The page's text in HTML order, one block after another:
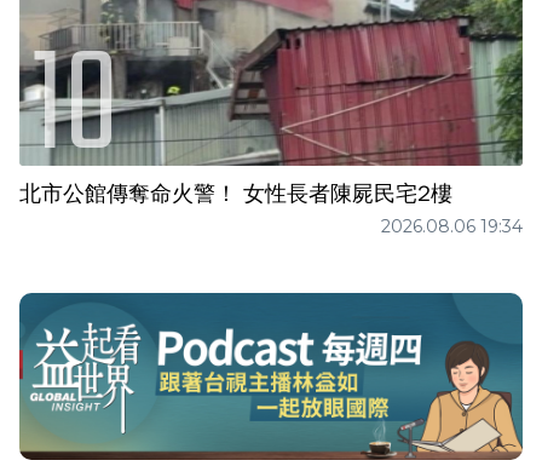
北市公館傳奪命火警！ 女性長者陳屍民宅2樓
2026.08.06 19:34